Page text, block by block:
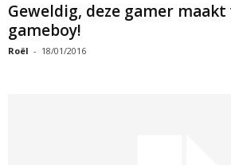
Geweldig, deze gamer maakt
gameboy!
Roël - 18/01/2016